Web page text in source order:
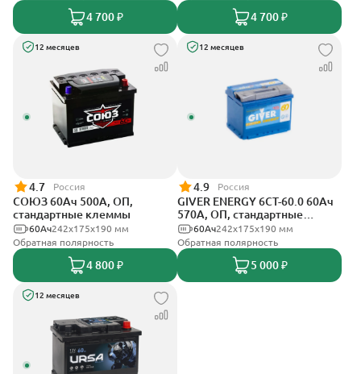
4 700 ₽ 4 700 ₽
12 месяцев
4.7 Россия
СОЮЗ 60Ач 500А, ОП,
стандартные клеммы
242x175x190 мм
60Ач
Обратная полярность
4 800 ₽
12 месяцев
4.9 Россия
GIVER ENERGY 6СТ-60.0 60Ач
570А, ОП, стандартные
клеммы242х175х190 мм
60Ач
Обратная полярность
5 000 ₽
12 месяцев